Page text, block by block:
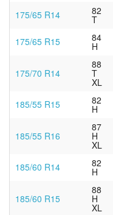
175/65 R14 82
T
175/65 R15 84
H
175/70 R14
88
T
XL
185/55 R15 82
H
185/55 R16
87
H
XL
185/60 R14 82
H
185/60 R15
88
H
XL